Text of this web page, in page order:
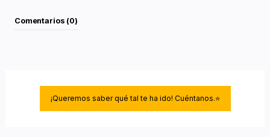
Comentarios (0)
¡Queremos saber qué tal te ha ido! Cuéntanos.⭐